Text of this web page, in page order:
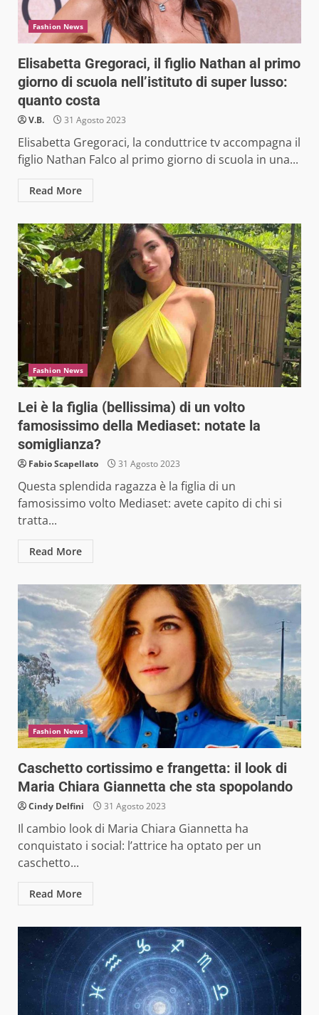
Fashion News
Elisabetta Gregoraci, il figlio Nathan al primo
giorno di scuola nell’istituto di super lusso:
quanto costa
V.B. 31 Agosto 2023
Elisabetta Gregoraci, la conduttrice tv accompagna il
figlio Nathan Falco al primo giorno di scuola in una...
Read More
Fashion News
Lei è la figlia (bellissima) di un volto
famosissimo della Mediaset: notate la
somiglianza?
Fabio Scapellato 31 Agosto 2023
Questa splendida ragazza è la figlia di un
famosissimo volto Mediaset: avete capito di chi si
tratta...
Read More
Fashion News
Caschetto cortissimo e frangetta: il look di
Maria Chiara Giannetta che sta spopolando
Cindy Delfini 31 Agosto 2023
Il cambio look di Maria Chiara Giannetta ha
conquistato i social: l’attrice ha optato per un
caschetto...
Read More